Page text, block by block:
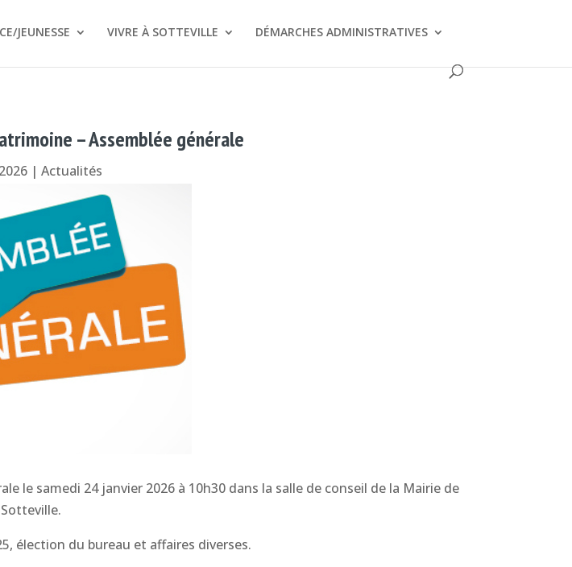
JEUNESSE VIVRE À SOTTEVILLE DÉMARCHES ADMINISTRATIVES
– Assemblée générale
| Actualités
le samedi 24 janvier 2026 à 10h30 dans la salle de conseil de la Mairie de
Sotteville.
élection du bureau et affaires diverses.